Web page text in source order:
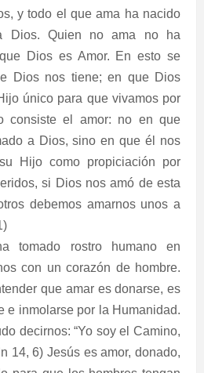
y todo el que ama ha nacido
Dios. Quien no ama no ha
Dios es Amor. En esto se
Dios nos tiene; en que Dios
único para que vivamos por
consiste el amor: no en que
a Dios, sino en que él nos
Hijo como propiciación por
si Dios nos amó de esta
debemos amarnos unos a
tomado rostro humano en
con un corazón de hombre.
que amar es donarse, es
e inmolarse por la Humanidad.
decirnos: “Yo soy el Camino,
14, 6) Jesús es amor, donado,